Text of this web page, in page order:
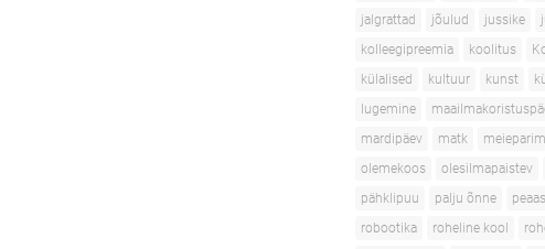
jalgrattad
jõulud jussike
kolleegipreemia
koolitus
külalised
kultuur kunst
lugemine
mardipäev
matk meieparim
olemekoos
olesilmapaistev
pähklipuu
palju õnne
robootika
roheline kool